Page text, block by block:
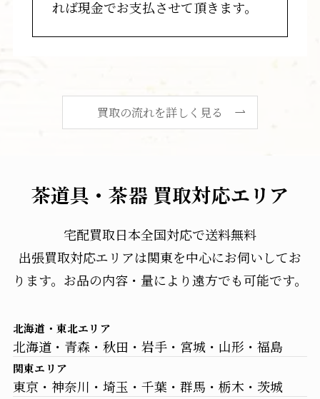
れば現金でお支払させて頂きます。
買取の流れを詳しく見る
茶道具・茶器 買取対応エリア
宅配買取日本全国対応で送料無料
出張買取対応エリアは関東を中心にお伺いしてお
ります。お品の内容・量により遠方でも可能です。
北海道・東北エリア
北海道・青森・秋田・岩手・宮城・山形・福島
関東エリア
東京・神奈川・埼玉・千葉・群馬・栃木・茨城